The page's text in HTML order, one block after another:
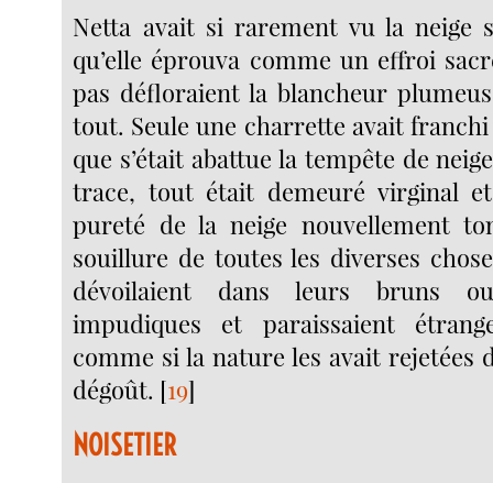
Netta avait si rarement vu la neige
qu’elle éprouva comme un effroi
pas défloraient la blancheur
tout. Seule une charrette avait
que s’était abattue la tempête de
trace, tout était demeuré virginal
pureté de la neige nouvellement
souillure de toutes les diverses
dévoilaient dans leurs bruns
impudiques et paraissaient
comme si la nature les avait rejetées
dégoût. [19]
NOISETIER